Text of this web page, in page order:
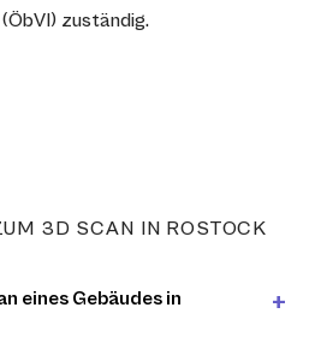
zuständig.
3D SCAN IN ROSTOCK
eines Gebäudes in